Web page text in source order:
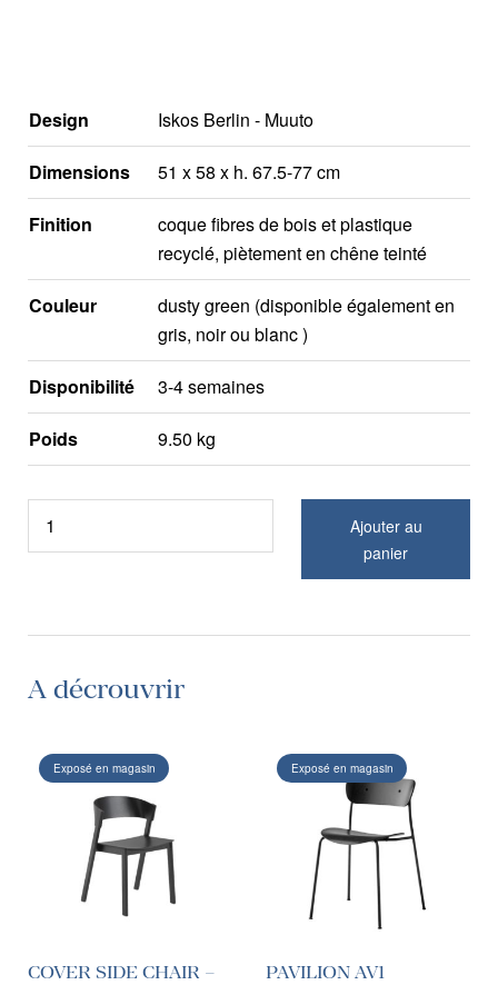
Design Iskos Berlin - Muuto
Dimensions 51 x 58 x h. 67.5-77 cm
Finition
coque fibres de bois et plastique
recyclé, piètement en chêne teinté
Couleur
dusty green (disponible également en
gris, noir ou blanc )
Disponibilité 3-4 semaines
Poids 9.50 kg
Ajouter au
panier
A décrouvrir
COVER SIDE CHAIR –
Exposé en magasin
PAVILION AV1
Exposé en magasin